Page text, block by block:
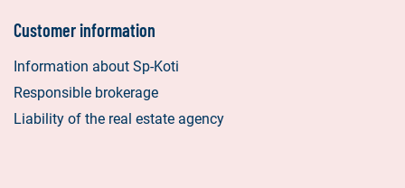
Customer information
Information about Sp-Koti
Responsible brokerage
Liability of the real estate agency